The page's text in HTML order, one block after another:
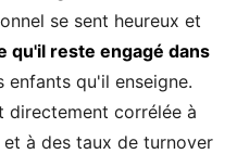
se sent heureux et
qu'il reste engagé dans
enfants qu'il enseigne.
directement corrélée à
à des taux de turnover